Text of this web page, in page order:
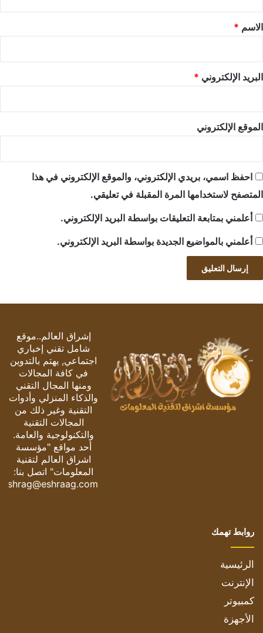
*
الاسم *
البريد الإلكتروني *
الموقع الإلكتروني
احفظ اسمي، بريدي الإلكتروني، والموقع الإلكتروني في هذا
المتصفح لاستخدامها المرة المقبلة في تعليقي.
أعلمني بمتابعة التعليقات بواسطة البريد الإلكتروني.
أعلمني بالمواضيع الجديدة بواسطة البريد الإلكتروني.
إشراق العالم..موقع
شامل تقني إخباري
اجتماعي, يهتم بالتدوين
في كافة المجالات
ومنها المجال التقني
والذكاء المنزلي وأدوات
التقنية وغير ذلك من
المجالات التقنية
والتكنولوجية والعامة.
أحد مواقع "مؤسسة
اشراق العالم لتقنية
المعلومات" اتصل بنا:
eshrag@eshraag.com
روابط تهمك
الرئيسية
الإنترنت
كمبيوتر
الأجهزة